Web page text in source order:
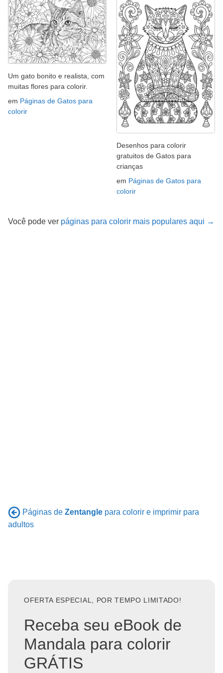
Um gato bonito e realista, com
muitas flores para colorir.
em Páginas de Gatos para
colorir
Desenhos para colorir
gratuitos de Gatos para
crianças
em Páginas de Gatos para
colorir
Você pode ver páginas para colorir mais populares aqui →
Páginas de Zentangle para colorir e imprimir para
adultos
OFERTA ESPECIAL, POR TEMPO LIMITADO!
Receba seu eBook de
Mandala para colorir
GRÁTIS